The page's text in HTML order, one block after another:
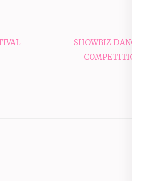
SHOWBIZ DANCE
COMPETITION